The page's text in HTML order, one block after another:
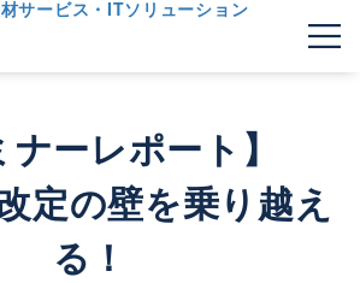
サービス・ITソリューション
ナーレポート】
定の壁を乗り越え
る！